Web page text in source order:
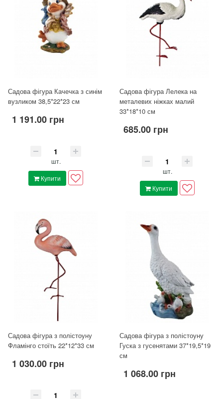
Садова фігура Качечка з синім
вузликом 38,5*22*23 см
1 191.00 грн
шт.
Купити
Садова фігура Лелека на
металевих ніжках малий
33*18*10 см
685.00 грн
шт.
Купити
Садова фігура з полістоуну
Фламінго стоїть 22*12*33 см
1 030.00 грн
Садова фігура з полістоуну
Гуска з гусенятами 37*19,5*19
см
1 068.00 грн